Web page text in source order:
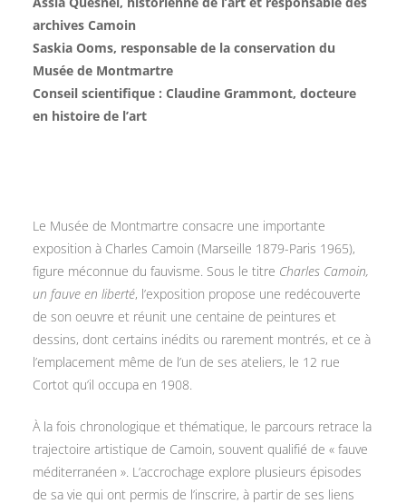
archives Camoin
Saskia Ooms, responsable de la conservation du
Musée de Montmartre
Conseil scientifique : Claudine Grammont, docteure
en histoire de l’art
Le Musée de Montmartre consacre une importante
exposition à Charles Camoin (Marseille 1879-Paris 1965),
figure méconnue du fauvisme. Sous le titre Charles Camoin,
un fauve en liberté, l’exposition propose une redécouverte
de son oeuvre et réunit une centaine de peintures et
dessins, dont certains inédits ou rarement montrés, et ce à
l’emplacement même de l’un de ses ateliers, le 12 rue
Cortot qu’il occupa en 1908.
À la fois chronologique et thématique, le parcours retrace la
trajectoire artistique de Camoin, souvent qualifié de « fauve
méditerranéen ». L’accrochage explore plusieurs épisodes
de sa vie qui ont permis de l’inscrire, à partir de ses liens